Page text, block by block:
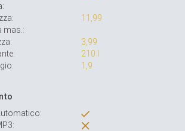
11,99
mas.:
3,99
210 l
1,9